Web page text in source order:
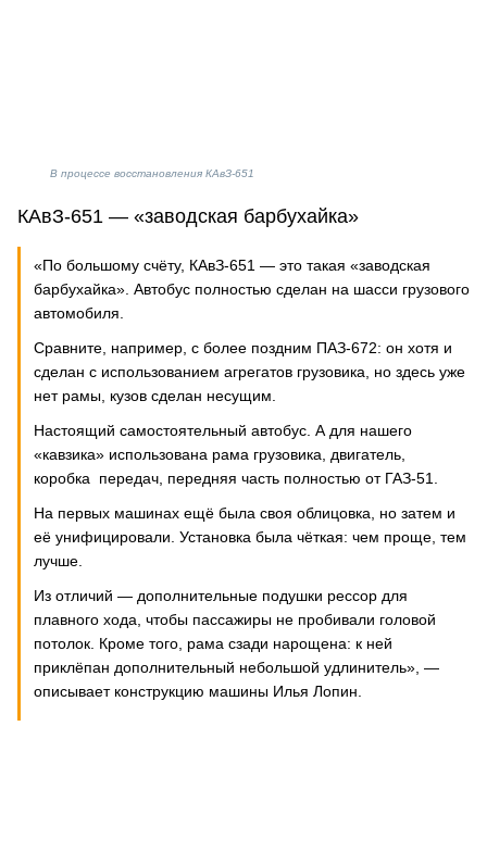
В процессе восстановления КАвЗ-651
КАвЗ-651 — «заводская барбухайка»
«По большому счёту, КАвЗ-651 — это такая «заводская
барбухайка». Автобус полностью сделан на шасси грузового
автомобиля.
Сравните, например, с более поздним ПАЗ-672: он хотя и
сделан с использованием агрегатов грузовика, но здесь уже
нет рамы, кузов сделан несущим.
Настоящий самостоятельный автобус. А для нашего
«кавзика» использована рама грузовика, двигатель,
коробка передач, передняя часть полностью от ГАЗ-51.
На первых машинах ещё была своя облицовка, но затем и
её унифицировали. Установка была чёткая: чем проще, тем
лучше.
Из отличий — дополнительные подушки рессор для
плавного хода, чтобы пассажиры не пробивали головой
потолок. Кроме того, рама сзади нарощена: к ней
приклёпан дополнительный небольшой удлинитель», —
описывает конструкцию машины Илья Лопин.